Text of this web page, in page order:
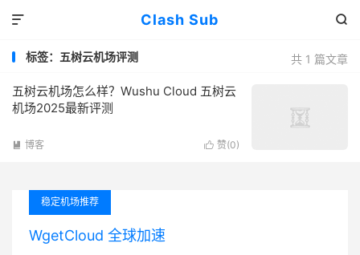
Clash Sub 

共 1 篇文章
标签：五树云机场评测
五树云机场怎么样？Wushu Cloud 五树云
机场2025最新评测
 赞(0)
 博客
稳定机场推荐
WgetCloud 全球加速